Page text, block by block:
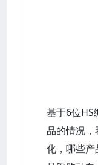
基于6位HS
品的情况
化，哪些产